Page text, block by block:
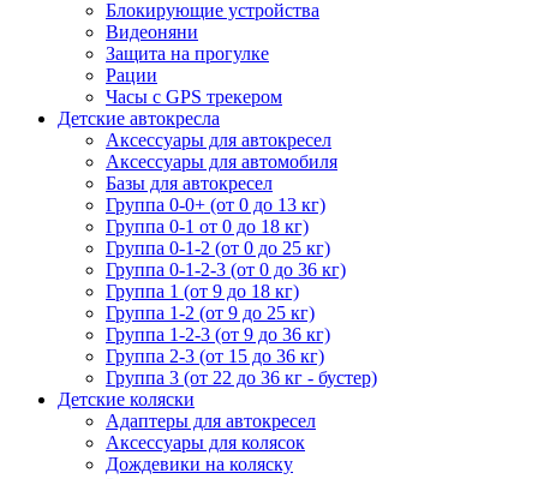
Блокирующие устройства
Видеоняни
Защита на прогулке
Рации
Часы с GPS трекером
Детские автокресла
Аксессуары для автокресел
Аксессуары для автомобиля
Базы для автокресел
Группа 0-0+ (от 0 до 13 кг)
Группа 0-1 от 0 до 18 кг)
Группа 0-1-2 (от 0 до 25 кг)
Группа 0-1-2-3 (от 0 до 36 кг)
Группа 1 (от 9 до 18 кг)
Группа 1-2 (от 9 до 25 кг)
Группа 1-2-3 (от 9 до 36 кг)
Группа 2-3 (от 15 до 36 кг)
Группа 3 (от 22 до 36 кг - бустер)
Детские коляски
Адаптеры для автокресел
Аксессуары для колясок
Дождевики на коляску